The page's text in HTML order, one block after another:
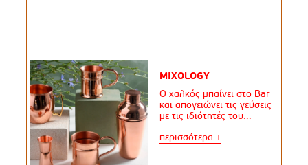
MIXOLOGY
Ο χαλκός μπαίνει στο Bar
και απογειώνει τις γεύσεις
με τις ιδιότητές του...
περισσότερα +